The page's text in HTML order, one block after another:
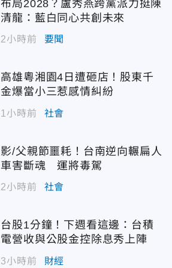
布局2028？盧秀燕跨黨派力挺陳
清龍：藍白同心共創未來
2小時前 要聞
高雄粵湘園4日遭砸店！股東千
金爆當小三惹感情糾紛
1小時前 社會
影/父親節噩耗！台南逆向輾扁人
車害斷魂 運將毒駕
2小時前 社會
台股1分鐘！下週看這邊：台積
電營收與公股金控除息秀上陣
3小時前 財經